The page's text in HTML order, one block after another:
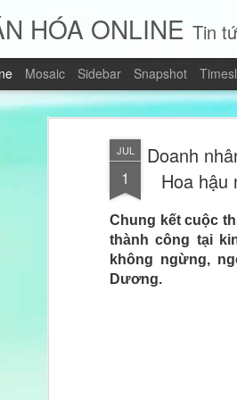
JUL
1
Doanh
Hoa hậu
Chung kết cuộc
thành công tại
không ngừng,
Dương.
HÓA ONLINE Tin
Mosaic Sidebar Snapshot